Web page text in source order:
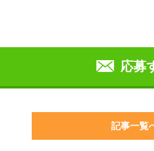
応募
記事一覧